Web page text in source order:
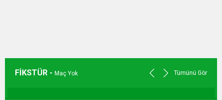
FİKSTÜR - Maç Yok Tümünü Gör